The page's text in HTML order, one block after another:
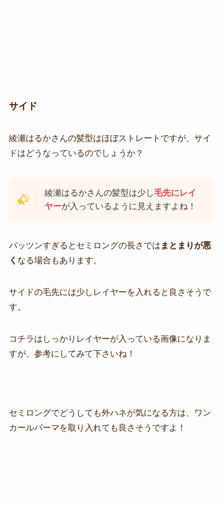
サイド
綾瀬はるかさんの髪型はほぼストレートですが、サイ
ドはどうなっているのでしょうか？
綾瀬はるかさんの髪型は少し毛先にレイ
ヤーが入っているように見えますよね！
パッツンすぎるとセミロングの長さでは まとまりが悪
く なる場合もあります。
サイドの毛先には少しレイヤーを入れると良さそうで
す。
コチラはしっかりレイヤーが入っている画像になりま
すが、参考にしてみて下さいね！
セミロングでどうしても外ハネが気になる方は、ワン
カールパーマを取り入れても良さそうですよ！